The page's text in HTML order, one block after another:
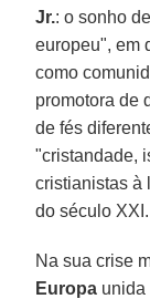
Jr.: o sonho de
europeu", em
como
promotora de
de fés
"cristandade,
cristianistas à
do século XXI.
Na sua crise
Europa unida